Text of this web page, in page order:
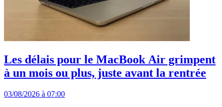
Les délais pour le MacBook Air grimpent
à un mois ou plus, juste avant la rentrée
03/08/2026 à 07:00